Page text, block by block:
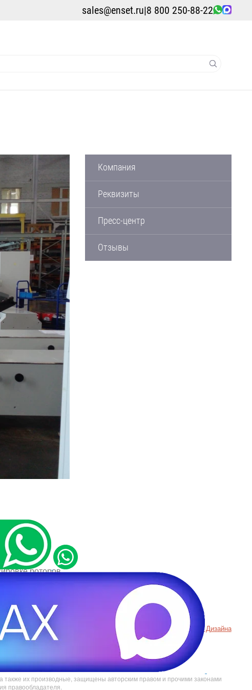
sales@enset.ru|8 800 250-88-22
Компания
Реквизиты
Пресс-центр
Отзывы
роторов
cookie
Пример Хорошего Дизайна
их производные, защищены авторским правом и прочими законами
правообладателя.